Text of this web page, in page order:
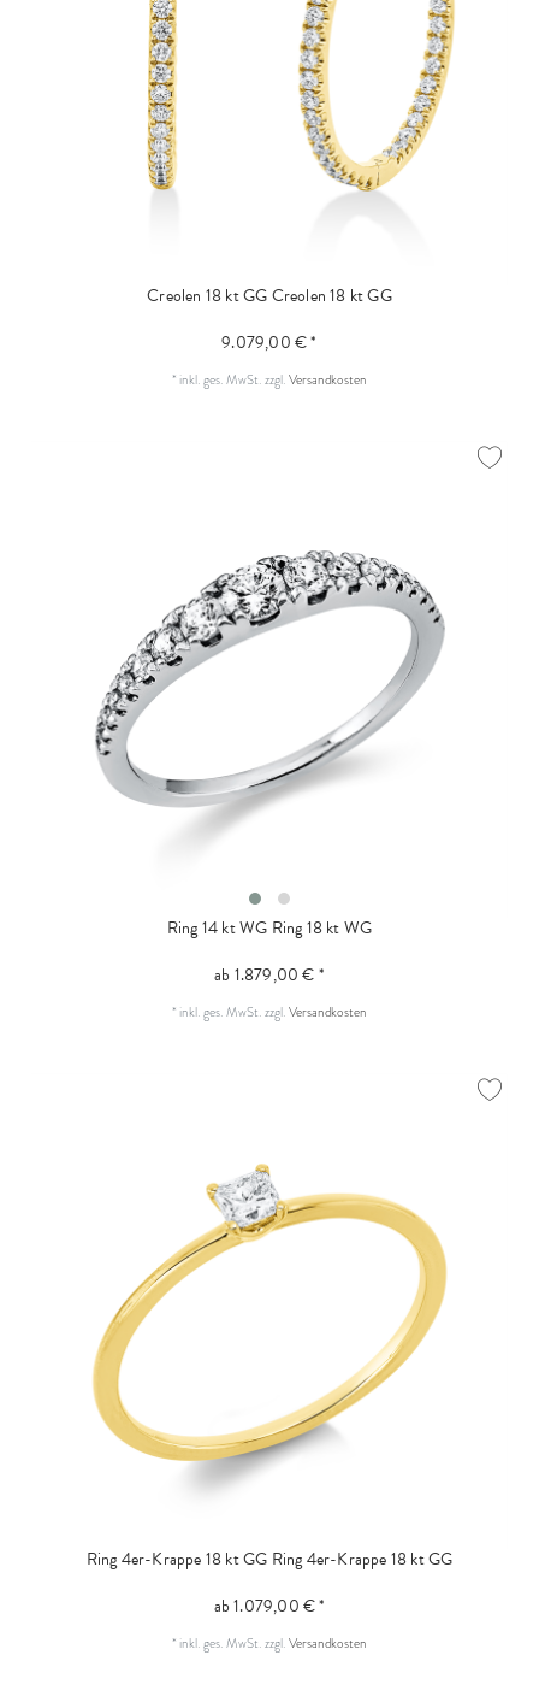
Creolen 18 kt GGCreolen 18 kt GG
9.079,00 € *
* inkl. ges. MwSt.zzgl.Versandkosten
Ring 14 kt WG Ring 18 kt WG
ab 1.879,00 € *
* inkl. ges. MwSt.zzgl.Versandkosten
Ring 4er-Krappe 18 kt GG Ring 4er-Krappe 18 kt GG
ab 1.079,00 € *
* inkl. ges. MwSt.zzgl.Versandkosten